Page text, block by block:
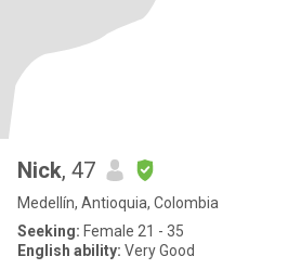
Nick, 47
Medellín, Antioquia, Colombia
Seeking: Female 21 - 35
English ability: Very Good